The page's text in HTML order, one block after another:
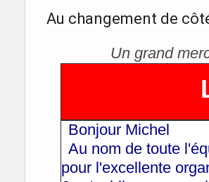
Au changement de
Un grand
Bonjour Michel
Au nom de toute
pour l'excellente